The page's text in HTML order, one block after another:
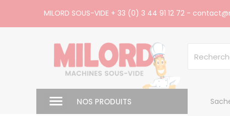
MILORD SOUS-VIDE + 33 (0) 3 44 91 12 72 -
NOS PRODUITS